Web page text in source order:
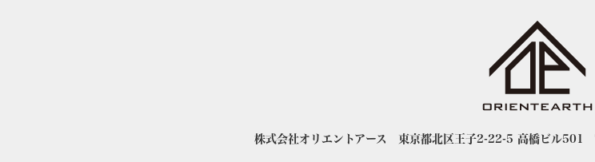
株式会社オリエントアース 東京都北区王子2-22-5 高橋ビル